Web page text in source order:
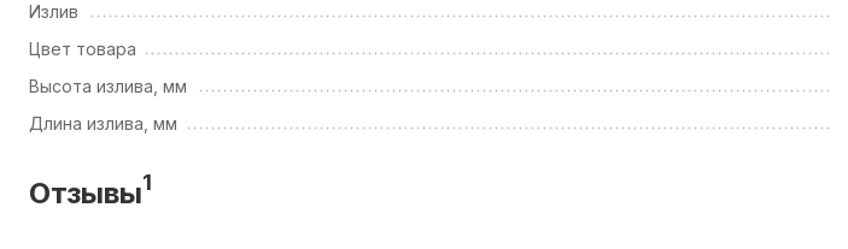
Излив
Цвет товара
Высота излива, мм
Длина излива, мм
Отзывы1